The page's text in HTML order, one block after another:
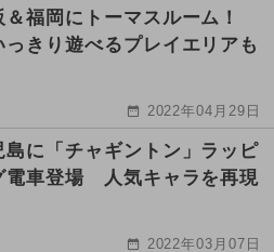
＆福岡にトーマスルーム！
っきり遊べるプレイエリアも
2022年04月29日
島に「チャギントン」ラッピ
電車登場 人気キャラを再現
2022年03月07日